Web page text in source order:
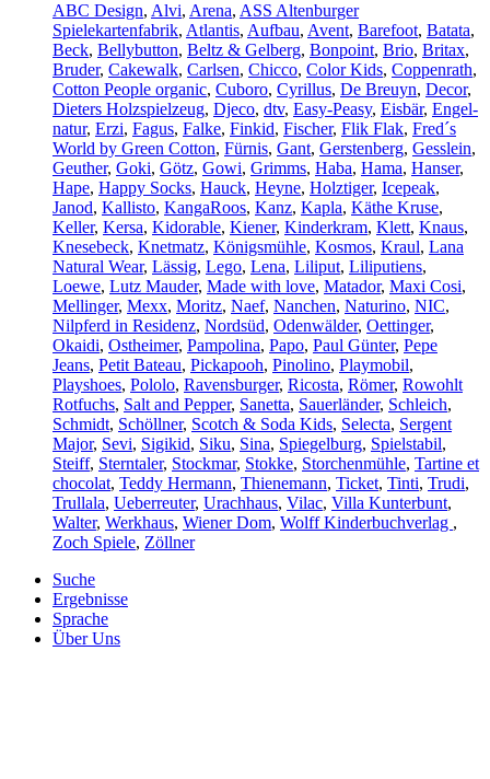
ABC Design, Alvi, Arena, ASS Altenburger
Spielekartenfabrik, Atlantis, Aufbau, Avent, Barefoot, Batata,
Beck, Bellybutton, Beltz & Gelberg, Bonpoint, Brio, Britax,
Bruder, Cakewalk, Carlsen, Chicco, Color Kids, Coppenrath,
Cotton People organic, Cuboro, Cyrillus, De Breuyn, Decor,
Dieters Holzspielzeug, Djeco, dtv, Easy-Peasy, Eisbär, Engel-
natur, Erzi, Fagus, Falke, Finkid, Fischer, Flik Flak, Fred´s
World by Green Cotton, Fürnis, Gant, Gerstenberg, Gesslein,
Geuther, Goki, Götz, Gowi, Grimms, Haba, Hama, Hanser,
Hape, Happy Socks, Hauck, Heyne, Holztiger, Icepeak,
Janod, Kallisto, KangaRoos, Kanz, Kapla, Käthe Kruse,
Keller, Kersa, Kidorable, Kiener, Kinderkram, Klett, Knaus,
Knesebeck, Knetmatz, Königsmühle, Kosmos, Kraul, Lana
Natural Wear, Lässig, Lego, Lena, Liliput, Liliputiens,
Loewe, Lutz Mauder, Made with love, Matador, Maxi Cosi,
Mellinger, Mexx, Moritz, Naef, Nanchen, Naturino, NIC,
Nilpferd in Residenz, Nordsüd, Odenwälder, Oettinger,
Okaidi, Ostheimer, Pampolina, Papo, Paul Günter, Pepe
Jeans, Petit Bateau, Pickapooh, Pinolino, Playmobil,
Playshoes, Pololo, Ravensburger, Ricosta, Römer, Rowohlt
Rotfuchs, Salt and Pepper, Sanetta, Sauerländer, Schleich,
Schmidt, Schöllner, Scotch & Soda Kids, Selecta, Sergent
Major, Sevi, Sigikid, Siku, Sina, Spiegelburg, Spielstabil,
Steiff, Sterntaler, Stockmar, Stokke, Storchenmühle, Tartine et
chocolat, Teddy Hermann, Thienemann, Ticket, Tinti, Trudi,
Trullala, Ueberreuter, Urachhaus, Vilac, Villa Kunterbunt,
Walter, Werkhaus, Wiener Dom, Wolff Kinderbuchverlag ,
Zoch Spiele, Zöllner
Suche
Ergebnisse
Sprache
Über Uns